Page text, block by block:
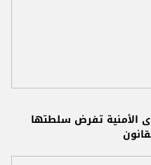
الأمنية تفرض سلطتها